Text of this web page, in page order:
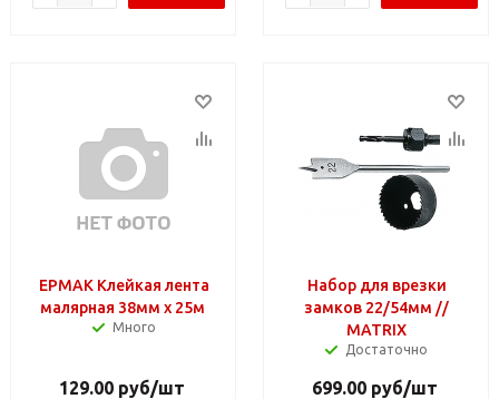
ЕРМАК Клейкая лента
малярная 38мм х 25м
Много
129.00руб/шт
Набор для врезки
замков 22/54мм //
MATRIX
Достаточно
699.00руб/шт